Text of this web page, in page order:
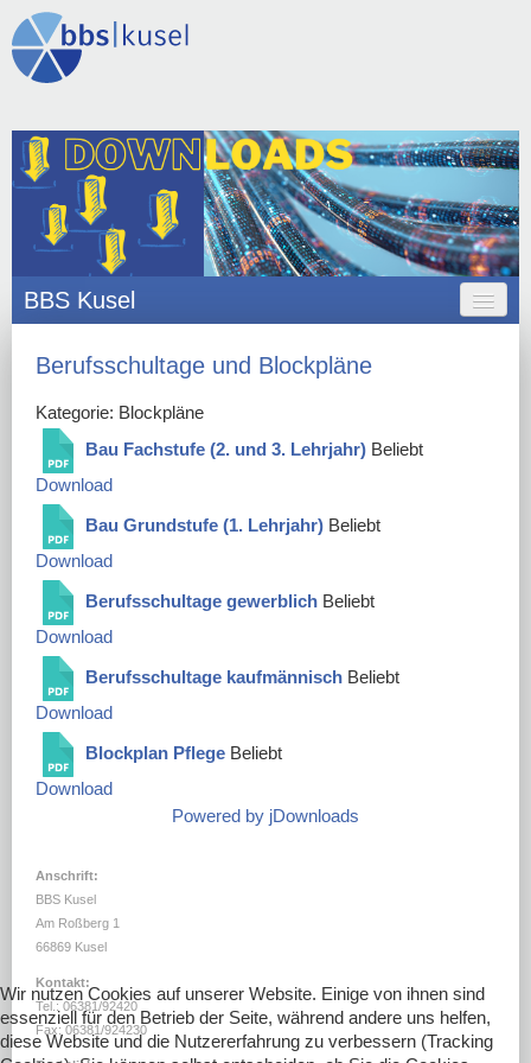
BBS Kusel
ORGANISATION
SCHULLEBEN
DOWNLOADS
LINKS
Berufsschultage und Blockpläne
Kategorie: Blockpläne
Bau Fachstufe (2. und 3. Lehrjahr) Beliebt
Download
Bau Grundstufe (1. Lehrjahr) Beliebt
Download
Berufsschultage gewerblich Beliebt
Download
Berufsschultage kaufmännisch Beliebt
Download
Blockplan Pflege Beliebt
Download
Powered by jDownloads
Anschrift:
BBS Kusel
Am Roßberg 1
66869 Kusel
Kontakt:
Tel.: 06381/92420
Fax: 06381/924230
Wir nutzen Cookies auf unserer Website. Einige von ihnen sind
essenziell für den Betrieb der Seite, während andere uns helfen,
diese Website und die Nutzererfahrung zu verbessern (Tracking